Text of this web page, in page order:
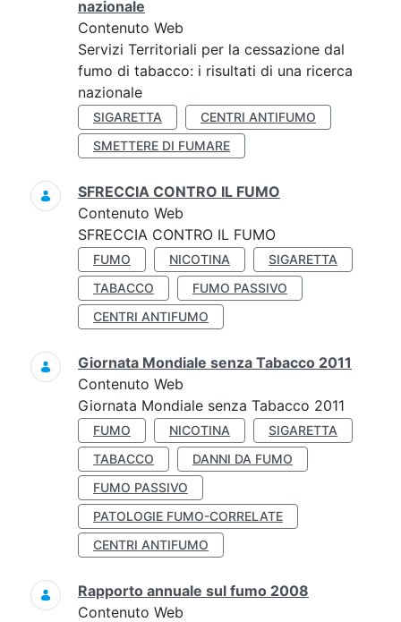
nazionale
Contenuto Web
Servizi Territoriali per la cessazione dal
fumo di tabacco: i risultati di una ricerca
nazionale
SIGARETTA
CENTRI ANTIFUMO
SMETTERE DI FUMARE
SFRECCIA CONTRO IL FUMO
Contenuto Web
SFRECCIA CONTRO IL FUMO
FUMO NICOTINA
SIGARETTA
TABACCO
FUMO PASSIVO
CENTRI ANTIFUMO
Giornata Mondiale senza Tabacco 2011
Contenuto Web
Giornata Mondiale senza Tabacco 2011
FUMO NICOTINA
SIGARETTA
TABACCO
DANNI DA FUMO
FUMO PASSIVO
PATOLOGIE FUMO-CORRELATE
CENTRI ANTIFUMO
Rapporto annuale sul fumo 2008
Contenuto Web